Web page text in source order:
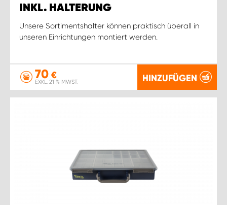
INKL. HALTERUNG
Unsere Sortimentshalter können praktisch überall in
unseren Einrichtungen montiert werden.
70 €
EXKL. 21 % MWST. HINZUFÜGEN